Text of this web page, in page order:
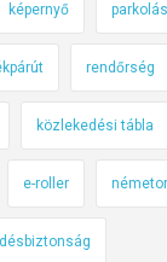
képernyő parkolás
rendőrség
közlekedési tábla
e-roller